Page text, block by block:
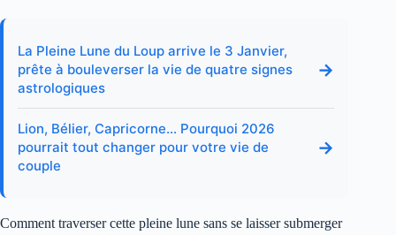
La Pleine Lune du Loup arrive le 3 Janvier,
prête à bouleverser la vie de quatre signes
astrologiques
→
Lion, Bélier, Capricorne… Pourquoi 2026
pourrait tout changer pour votre vie de
couple
→
Comment traverser cette pleine lune sans se laisser submerger